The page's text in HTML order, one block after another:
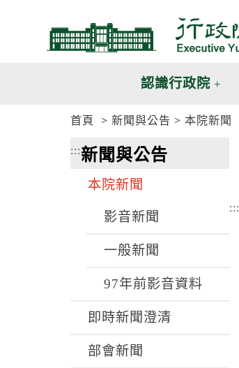
認識行政院
首頁 新聞與公告 本院新聞
:::新聞與公告
本院新聞
影音新聞
一般新聞
97年前影音資料
即時新聞澄清
部會新聞
:::